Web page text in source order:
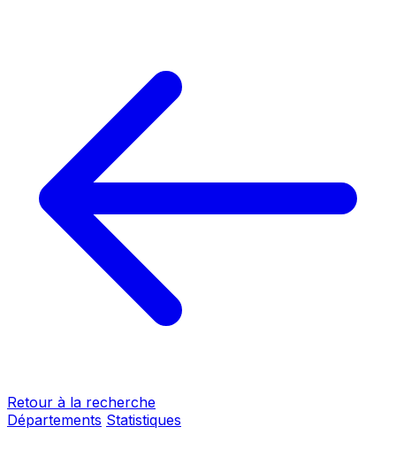
Retour à la recherche
Départements Statistiques